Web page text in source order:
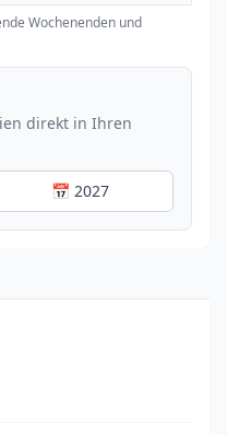
Wochenenden und
direkt in Ihren
📅 2027